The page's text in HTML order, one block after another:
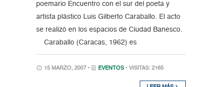
poemario Encuentro con el sur del poeta y
artista plástico Luis Gilberto Caraballo. El acto
se realizó en los espacios de Ciudad Banesco.
Caraballo (Caracas, 1962) es
15 MARZO, 2007 • EVENTOS • VISITAS: 2165